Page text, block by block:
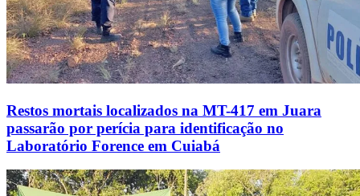
Restos mortais localizados na MT-417 em Juara
passarão por perícia para identificação no
Laboratório Forence em Cuiabá